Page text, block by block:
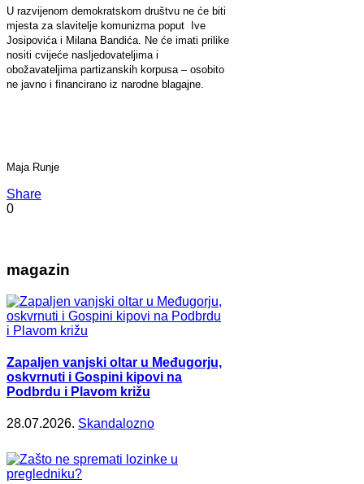
U razvijenom demokratskom društvu ne će biti
mjesta za slavitelje komunizma poput Ive
Josipovića i Milana Bandića. Ne će imati prilike
nositi cvijeće nasljedovateljima i
obožavateljima partizanskih korpusa – osobito
ne javno i financirano iz narodne blagajne.
Maja Runje
Share
0
magazin
Zapaljen vanjski oltar u Međugorju,
oskvrnuti i Gospini kipovi na
Podbrdu i Plavom križu
28.07.2026. Skandalozno